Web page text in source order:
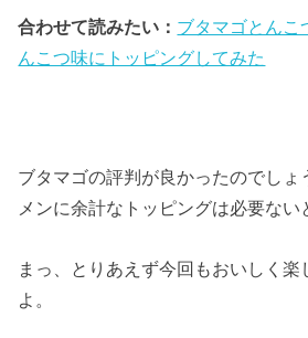
合わせて読みたい： ブタマゴとんこ
んこつ味にトッピングしてみた
ブタマゴの評判が良かったのでしょ
メンに余計なトッピングは必要な
まっ、とりあえず今回もおいしく楽
よ。